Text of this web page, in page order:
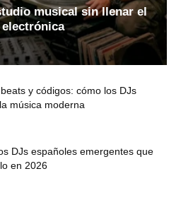
musical sin llenar el
y códigos: cómo los DJs
música moderna
DJs españoles emergentes que
en 2026